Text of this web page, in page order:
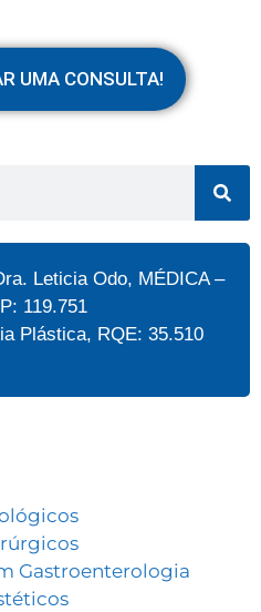
UMA CONSULTA!
Leticia Odo, MÉDICA –
119.751
Plástica, RQE: 35.510
Gastroenterologia